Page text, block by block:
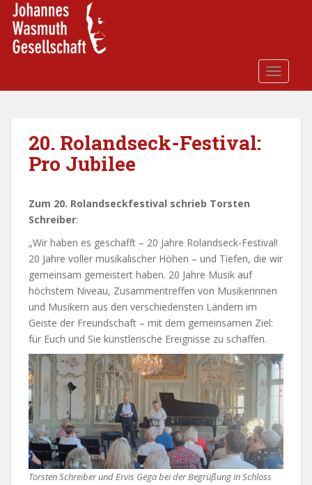
o
20. Rolandseck-Festival:
Pro Jubilee
Zum 20. Rolandseckfestival schrieb Torsten
Schreiber:
„Wir haben es geschafft – 20 Jahre Rolandseck-Festival!
20 Jahre voller musikalischer Höhen – und Tiefen, die wir
gemeinsam gemeistert haben. 20 Jahre Musik auf
höchstem Niveau, Zusammentreffen von Musikerinnen
und Musikern aus den verschiedensten Ländern im
Geiste der Freundschaft – mit dem gemeinsamen Ziel:
für Euch und Sie künstlerische Ereignisse zu schaffen.
Torsten Schreiber und Ervis Gega bei der Begrüßung in Schloss